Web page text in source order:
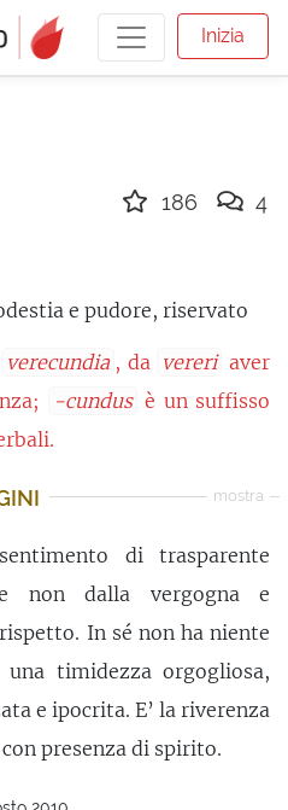
Inizia
e pudore, riservato
verecundia , da vereri aver
-cundus è un suffisso
mostra
di trasparente
non dalla vergogna e
In sé non ha niente
timidezza orgogliosa,
e ipocrita. E’ la riverenza
presenza di spirito.
186 4